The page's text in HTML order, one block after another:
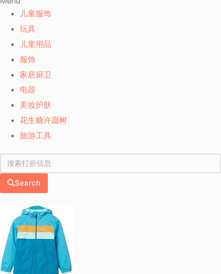
儿童服饰
玩具
儿童用品
服饰
家居厨卫
电器
美妆护肤
花生糖许愿树
旅游工具
Search